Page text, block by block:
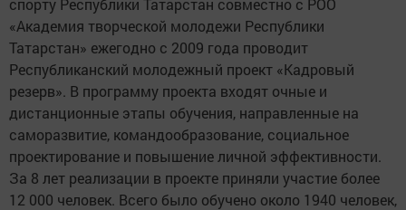
спорту Республики Татарстан совместно с РОО
«Академия творческой молодежи Республики
Татарстан» ежегодно с 2009 года проводит
Республиканский молодежный проект «Кадровый
резерв». В программу проекта входят очные и
дистанционные этапы обучения, направленные на
саморазвитие, командообразование, социальное
проектирование и повышение личной эффективности.
За 8 лет реализации в проекте приняли участие более
12 000 человек. Всего было обучено около 1940 человек,